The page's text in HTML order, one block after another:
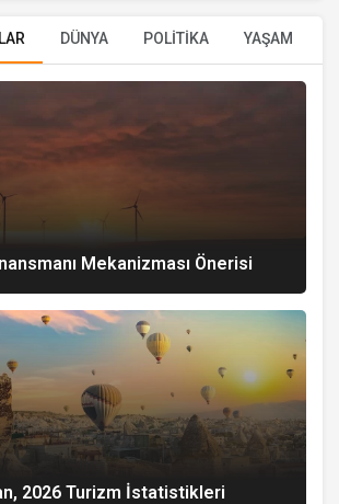
DÜNYA POLİTİKA YAŞAM
Mekanizması Önerisi
2026 Turizm İstatistikleri